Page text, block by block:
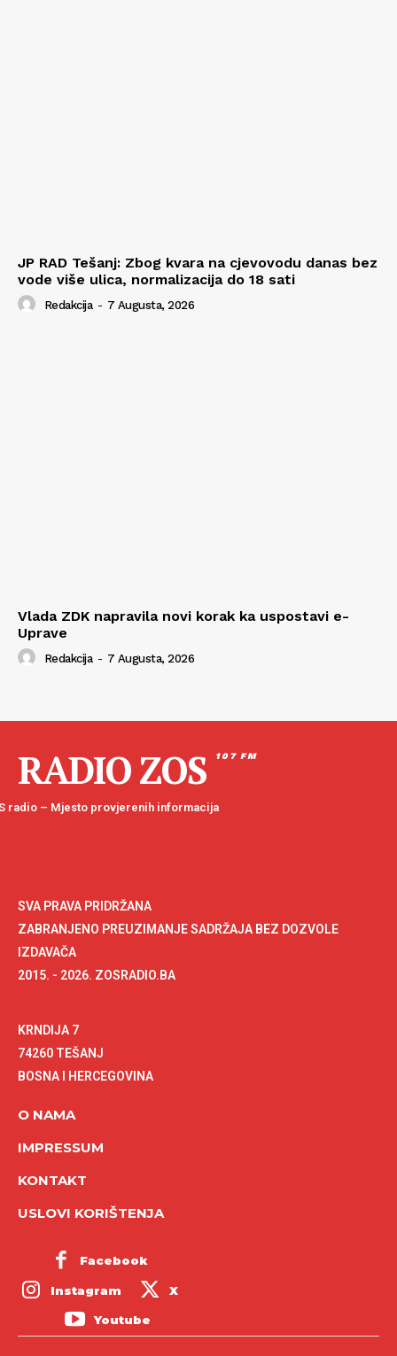
JP RAD Tešanj: Zbog kvara na cjevovodu danas bez
vode više ulica, normalizacija do 18 sati
Redakcija - 7 Augusta, 2026
Vlada ZDK napravila novi korak ka uspostavi e-
Uprave
Redakcija - 7 Augusta, 2026
RADIO ZOS 107 FM
radio – Mjesto provjerenih informacija
SVA PRAVA PRIDRŽANA
ZABRANJENO PREUZIMANJE SADRŽAJA BEZ DOZVOLE
IZDAVAČA
2015. - 2026. ZOSRADIO.BA
KRNDIJA 7
74260 TEŠANJ
BOSNA I HERCEGOVINA
O NAMA
IMPRESSUM
KONTAKT
USLOVI KORIŠTENJA
Facebook
Instagram X
Youtube